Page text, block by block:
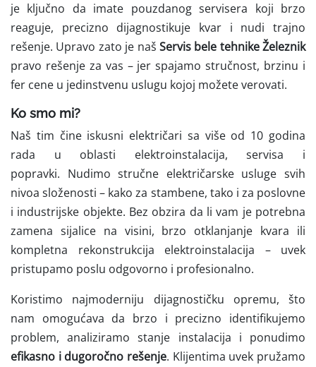
je ključno da imate pouzdanog servisera koji brzo
reaguje, precizno dijagnostikuje kvar i nudi trajno
rešenje. Upravo zato je naš Servis bele tehnike Železnik
pravo rešenje za vas – jer spajamo stručnost, brzinu i
fer cene u jedinstvenu uslugu kojoj možete verovati.
Ko smo mi?
Naš tim čine iskusni električari sa više od 10 godina
rada u oblasti elektroinstalacija, servisa i
popravki. Nudimo stručne električarske usluge svih
nivoa složenosti – kako za stambene, tako i za poslovne
i industrijske objekte. Bez obzira da li vam je potrebna
zamena sijalice na visini, brzo otklanjanje kvara ili
kompletna rekonstrukcija elektroinstalacija – uvek
pristupamo poslu odgovorno i profesionalno.
Koristimo najmoderniju dijagnostičku opremu, što
nam omogućava da brzo i precizno identifikujemo
problem, analiziramo stanje instalacija i ponudimo
efikasno i dugoročno rešenje. Klijentima uvek pružamo